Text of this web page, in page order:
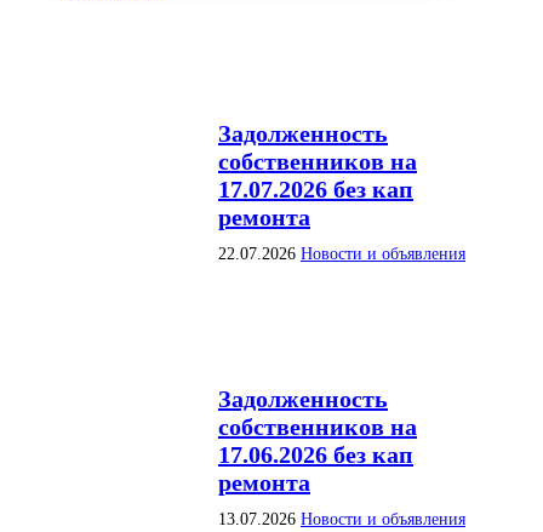
Задолженность
собственников на
17.07.2026 без кап
ремонта
22.07.2026 Новости и объявления
Задолженность
собственников на
17.06.2026 без кап
ремонта
13.07.2026 Новости и объявления